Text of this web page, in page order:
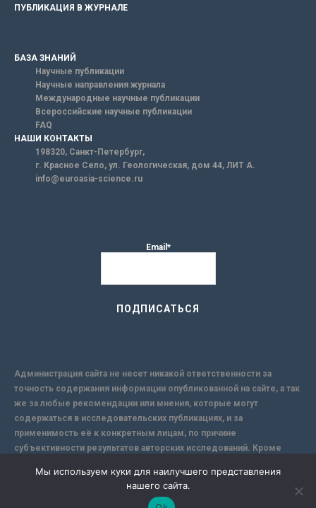
ПУБЛИКАЦИЯ В ЖУРНАЛЕ
БАЗА ЗНАНИЙ
Научные публикации
Научные направления журнала
Международные научные публикации
Всероссийские научные публикации
FAQ
НАШИ КОНТАКТЫ
198320, Санкт-Петербург,
г. Красное Село, ул. Геологическая, дом 44, ЛИТ А.
info@euroasia-science.ru
Email*
Администрация сайта не несет никакой ответственности за
точность содержания информации опубликованной на сайте, а так
же за любые рекомендации или мнения, которые могут
содержаться в исследовательских публикациях, и за
применимость её к конкретным лицам, по причине
субъективности результатов авторских исследований. Кроме
надежной защиты информации, Сайт не несет ответственности за
Мы используем куки для наилучшего представления
нашего сайта.